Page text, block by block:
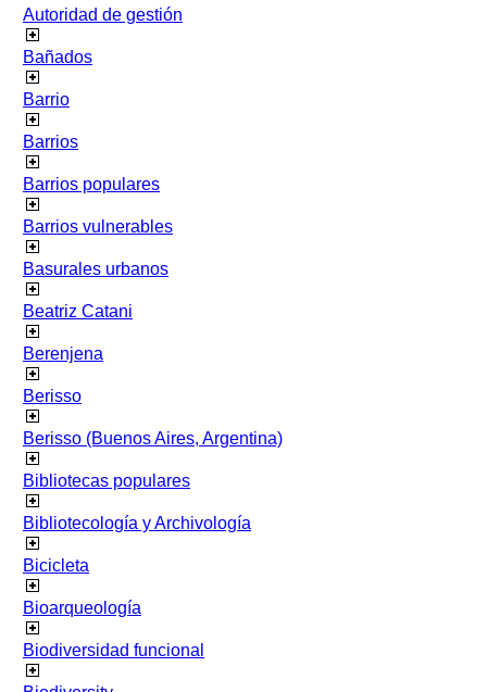
Autoridad de gestión
Bañados
Barrio
Barrios
Barrios populares
Barrios vulnerables
Basurales urbanos
Beatriz Catani
Berenjena
Berisso
Berisso (Buenos Aires, Argentina)
Bibliotecas populares
Bibliotecología y Archivología
Bicicleta
Bioarqueología
Biodiversidad funcional